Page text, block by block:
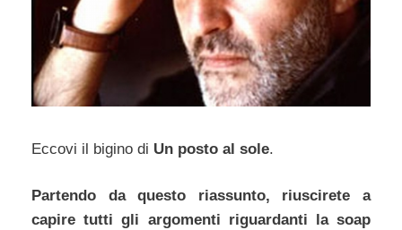
Eccovi il bigino di Un posto al sole.
Partendo da questo riassunto, riuscirete a
capire tutti gli argomenti riguardanti la soap